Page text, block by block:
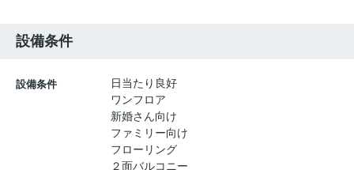
設備条件
設備条件
日当たり良好
ワンフロア
新婚さん向け
ファミリー向け
フローリング
２面バルコニー